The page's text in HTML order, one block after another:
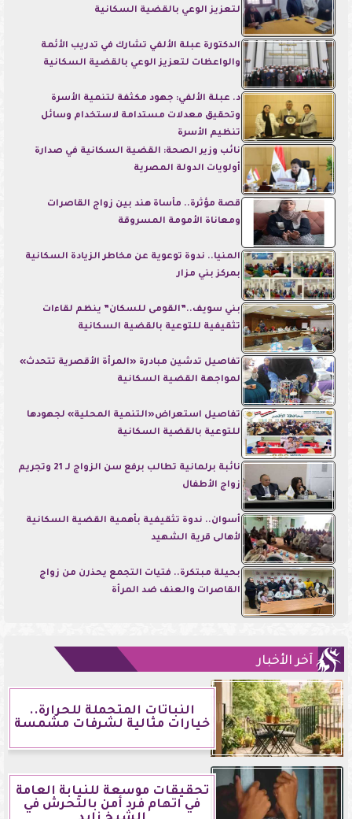
لتعزيز الوعي بالقضية السكانية
الدكتورة عبلة الألفي تشارك في تدريب الأئمة
والواعظات لتعزيز الوعي بالقضية السكانية
د. عبلة الألفي: جهود مكثفة لتنمية الأسرة
وتحقيق معدلات مستدامة لاستخدام وسائل
تنظيم الأسرة
نائب وزير الصحة: القضية السكانية في صدارة
أولويات الدولة المصرية
قصة مؤثرة.. مأساة هند بين زواج القاصرات
ومعاناة الأمومة المسروقة
المنيا.. ندوة توعوية عن مخاطر الزيادة السكانية
بمركز بني مزار
بني سويف..”القومى للسكان” ينظم لقاءات
تثقيفية للتوعية بالقضية السكانية
تفاصيل تدشين مبادرة «المرأة الأقصرية تتحدث»
لمواجهة القضية السكانية
تفاصيل استعراض«التنمية المحلية» لجهودها
للتوعية بالقضية السكانية
نائبة برلمانية تطالب برفع سن الزواج لـ 21 وتجريم
زواج الأطفال
أسوان.. ندوة تثقيفية بأهمية القضية السكانية
لأهالى قرية الشهيد
بحيلة مبتكرة.. فتيات التجمع يحذرن من زواج
القاصرات والعنف ضد المرأة
آخر الأخبار
النباتات المتحملة للحرارة..
خيارات مثالية لشرفات مشمسة
تحقيقات موسعة للنيابة العامة
في اتهام فرد أمن بالتحرش في